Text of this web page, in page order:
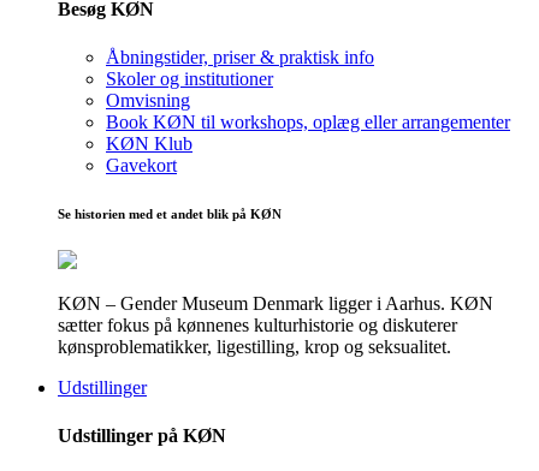
Besøg KØN
Åbningstider, priser & praktisk info
Skoler og institutioner
Omvisning
Book KØN til workshops, oplæg eller arrangementer
KØN Klub
Gavekort
Se historien med et andet blik på KØN
KØN – Gender Museum Denmark ligger i Aarhus. KØN
sætter fokus på kønnenes kulturhistorie og diskuterer
kønsproblematikker, ligestilling, krop og seksualitet.
Udstillinger
Udstillinger på KØN